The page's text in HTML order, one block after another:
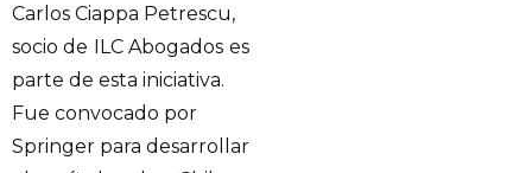
Carlos Ciappa Petrescu,
socio de ILC Abogados es
parte de esta iniciativa.
Fue convocado por
Springer para desarrollar